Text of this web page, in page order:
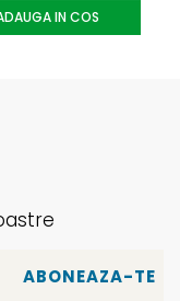
IN COS